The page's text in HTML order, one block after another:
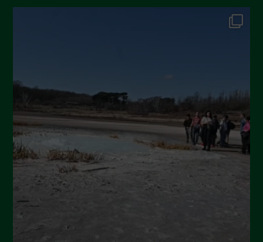
Gennaio 2025
Settembre 2024
Luglio 2024
Maggio 2024
Aprile 2024
Marzo 2024
Febbraio 2024